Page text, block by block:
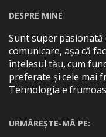
DESPRE MINE
Sunt super pasionată
comunicare, așa că
înțelesul tău, cum
preferate și cele mai
Tehnologia e
URMĂREȘTE-MĂ PE: